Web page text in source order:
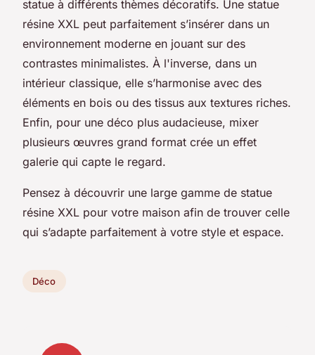
statue à différents thèmes décoratifs. Une statue
résine XXL peut parfaitement s’insérer dans un
environnement moderne en jouant sur des
contrastes minimalistes. À l'inverse, dans un
intérieur classique, elle s’harmonise avec des
éléments en bois ou des tissus aux textures riches.
Enfin, pour une déco plus audacieuse, mixer
plusieurs œuvres grand format crée un effet
galerie qui capte le regard.
Pensez à découvrir une large gamme de statue
résine XXL pour votre maison afin de trouver celle
qui s’adapte parfaitement à votre style et espace.
Déco